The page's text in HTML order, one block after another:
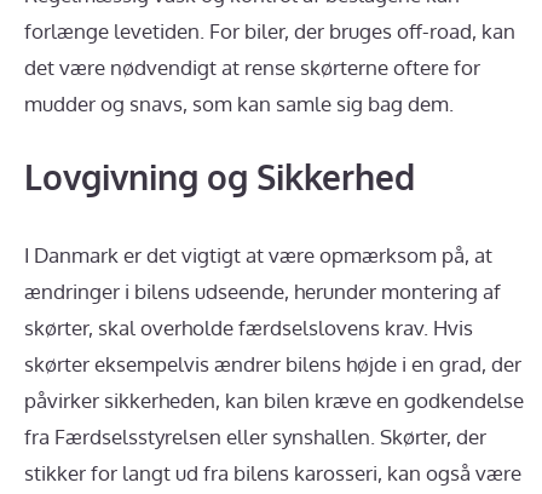
forlænge levetiden. For biler, der bruges off-road, kan
det være nødvendigt at rense skørterne oftere for
mudder og snavs, som kan samle sig bag dem.
Lovgivning og Sikkerhed
I Danmark er det vigtigt at være opmærksom på, at
ændringer i bilens udseende, herunder montering af
skørter, skal overholde færdselslovens krav. Hvis
skørter eksempelvis ændrer bilens højde i en grad, der
påvirker sikkerheden, kan bilen kræve en godkendelse
fra Færdselsstyrelsen eller synshallen. Skørter, der
stikker for langt ud fra bilens karosseri, kan også være